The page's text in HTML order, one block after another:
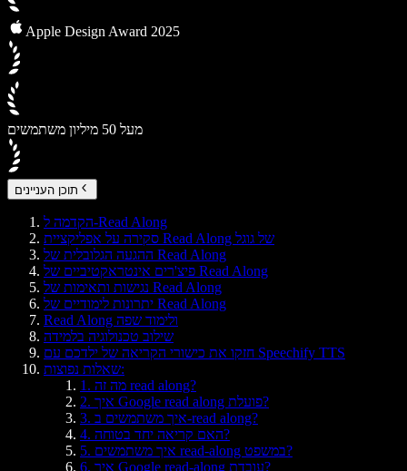
Apple Design Award 2025
מעל 50 מיליון משתמשים
תוכן העניינים
הקדמה ל-Read Along
סקירה על אפליקציית Read Along של גוגל
ההגעה הגלובלית של Read Along
פיצ'רים אינטראקטיביים של Read Along
נגישות ותאימות של Read Along
יתרונות לימודיים של Read Along
Read Along ולימוד שפה
שילוב טכנולוגיה בלמידה
חזקו את כישורי הקריאה של ילדכם עם Speechify TTS
שאלות נפוצות:
1. מה זה read along?
2. איך Google read along פועלת?
3. איך משתמשים ב-read along?
4. האם קריאה יחד בטוחה?
5. איך משתמשים read-along במשפט?
6. איך Google read-along עובדת?